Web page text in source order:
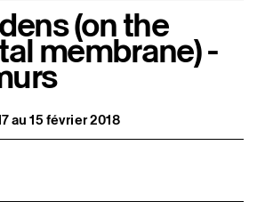
(on the
membrane) -
au 15 février 2018